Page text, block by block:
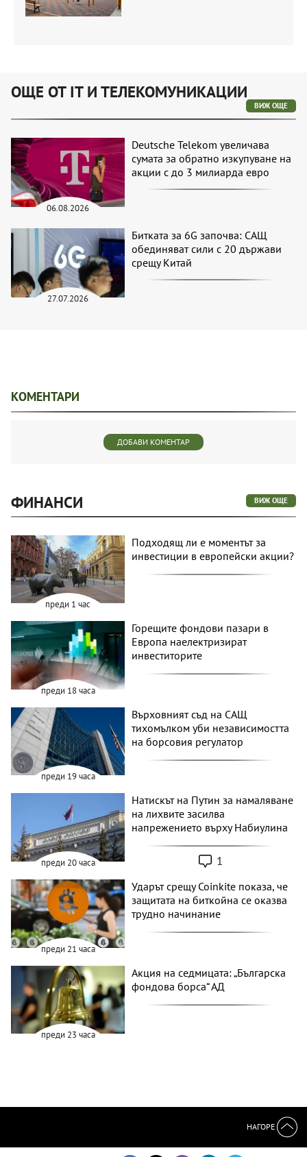
ОЩЕ ОТ IT И ТЕЛЕКОМУНИКАЦИИ
ВИЖ ОЩЕ
06.08.2026
Deutsche Telekom увеличава
сумата за обратно изкупуване на
акции с до 3 милиарда евро
27.07.2026
Битката за 6G започва: САЩ
обединяват сили с 20 държави
срещу Китай
КОМЕНТАРИ
ДОБАВИ КОМЕНТАР
ФИНАНСИ ВИЖ ОЩЕ
преди 1 час
Подходящ ли е моментът за
инвестиции в европейски акции?
преди 18 часа
Горещите фондови пазари в
Европа наелектризират
инвеститорите
преди 19 часа
Върховният съд на САЩ
тихомълком уби независимостта
на борсовия регулатор
преди 20 часа
Натискът на Путин за намаляване
на лихвите засилва
напрежението върху Набиулина
1
преди 21 часа
Ударът срещу Coinkite показа, че
защитата на биткойна се оказва
трудно начинание
преди 23 часа
Акция на седмицата: „Българска
фондова борса“ АД
НАГОРЕ